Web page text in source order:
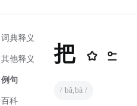
词典释义
其他释义
例句
百科
把
/ bǎ,bà /